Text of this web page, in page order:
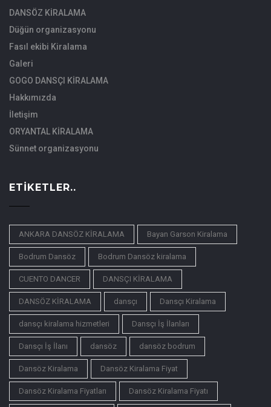
DANSÖZ KİRALAMA
Düğün organizasyonu
Fasıl ekibi Kiralama
Galeri
GOGO DANSÇI KİRALAMA
Hakkımızda
İletişim
ORYANTAL KİRALAMA
Sünnet organizasyonu
ETIKETLER..
ANKARA DANSÖZ KİRALAMA Bayan Garson Kiralama
Bodrum Dansöz Bodrum Dansöz kiralama
CUENTO DANCER DANSÇI KİRALAMA
DANSÖZ KİRALAMA dansçı Dansçı Kiralama
dansçı kiralama hizmetleri Dansçı İş İlanları
Dansçı İş İlanı dansöz dansöz bodrum
Dansöz Kiralama Dansöz Kiralama Fiyat
Dansöz Kiralama Fiyatları Dansöz Kiralama Fiyatı